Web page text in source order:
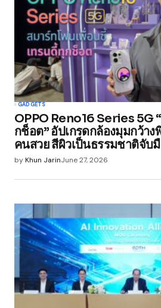
GADGETS
OPPO Reno16 Series 5G
กช็อต” อัปเกรดกล้องมุมกว้าง
คนสวย สีผิวเป็นธรรมชาติจับ
byKhun JarinJune 27, 2026